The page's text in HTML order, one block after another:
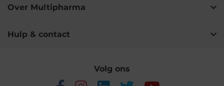
Over Multipharma
Hulp & contact
Volg ons